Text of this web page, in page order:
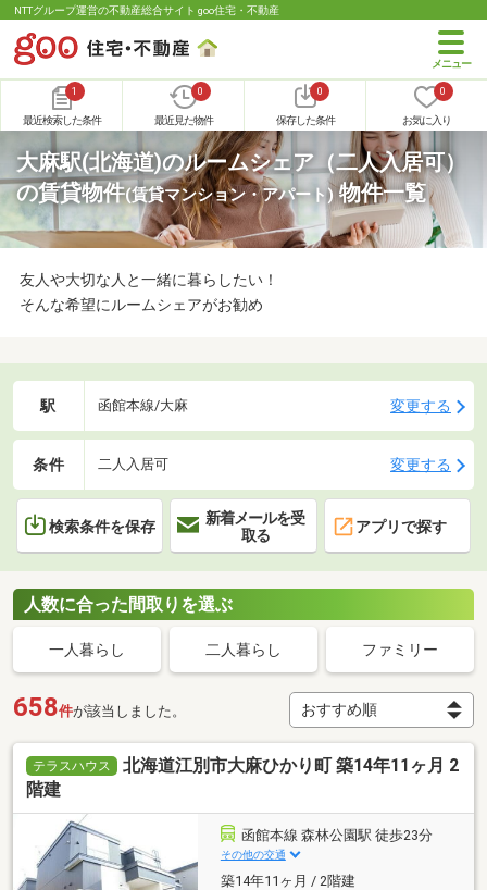
NTTグループ運営の不動産総合サイト goo住宅・不動産
1
最近検索した条件
0
最近見た物件
0
保存した条件
0
お気に入り
大麻駅(北海道)のルームシェア（二人入居可）
の賃貸物件(賃貸マンション・アパート)物件一覧
友人や大切な人と一緒に暮らしたい！
そんな希望にルームシェアがお勧め
駅 函館本線/大麻 変更する
条件 二人入居可 変更する
検索条件を保存
新着メールを受
取る
アプリで探す
人数に合った間取りを選ぶ
一人暮らし 二人暮らし ファミリー
658件が該当しました。
テラスハウス
北海道江別市大麻ひかり町 築14年11ヶ月 2
階建
函館本線 森林公園駅 徒歩23分
その他の交通
築14年11ヶ月 / 2階建